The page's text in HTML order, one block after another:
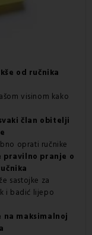
od ručnika
visinom kako
član obitelji
oprati ručnike
pranje o
sastojke za
i badić lijepo
maksimalnoj